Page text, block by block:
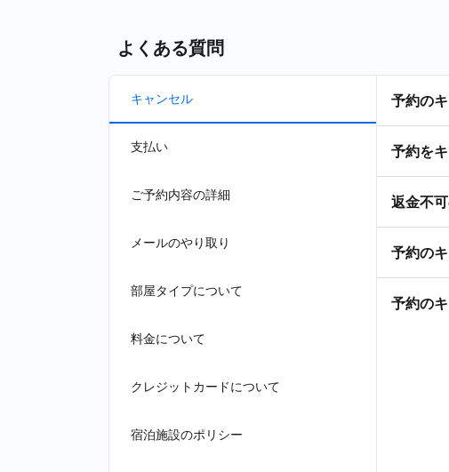
よくある質問
キャンセル
支払い
ご予約内容の詳細
メールのやり取り
部屋タイプについて
料金について
クレジットカードについて
宿泊施設のポリシー
予約の
予約を
返金不
予約の
予約の